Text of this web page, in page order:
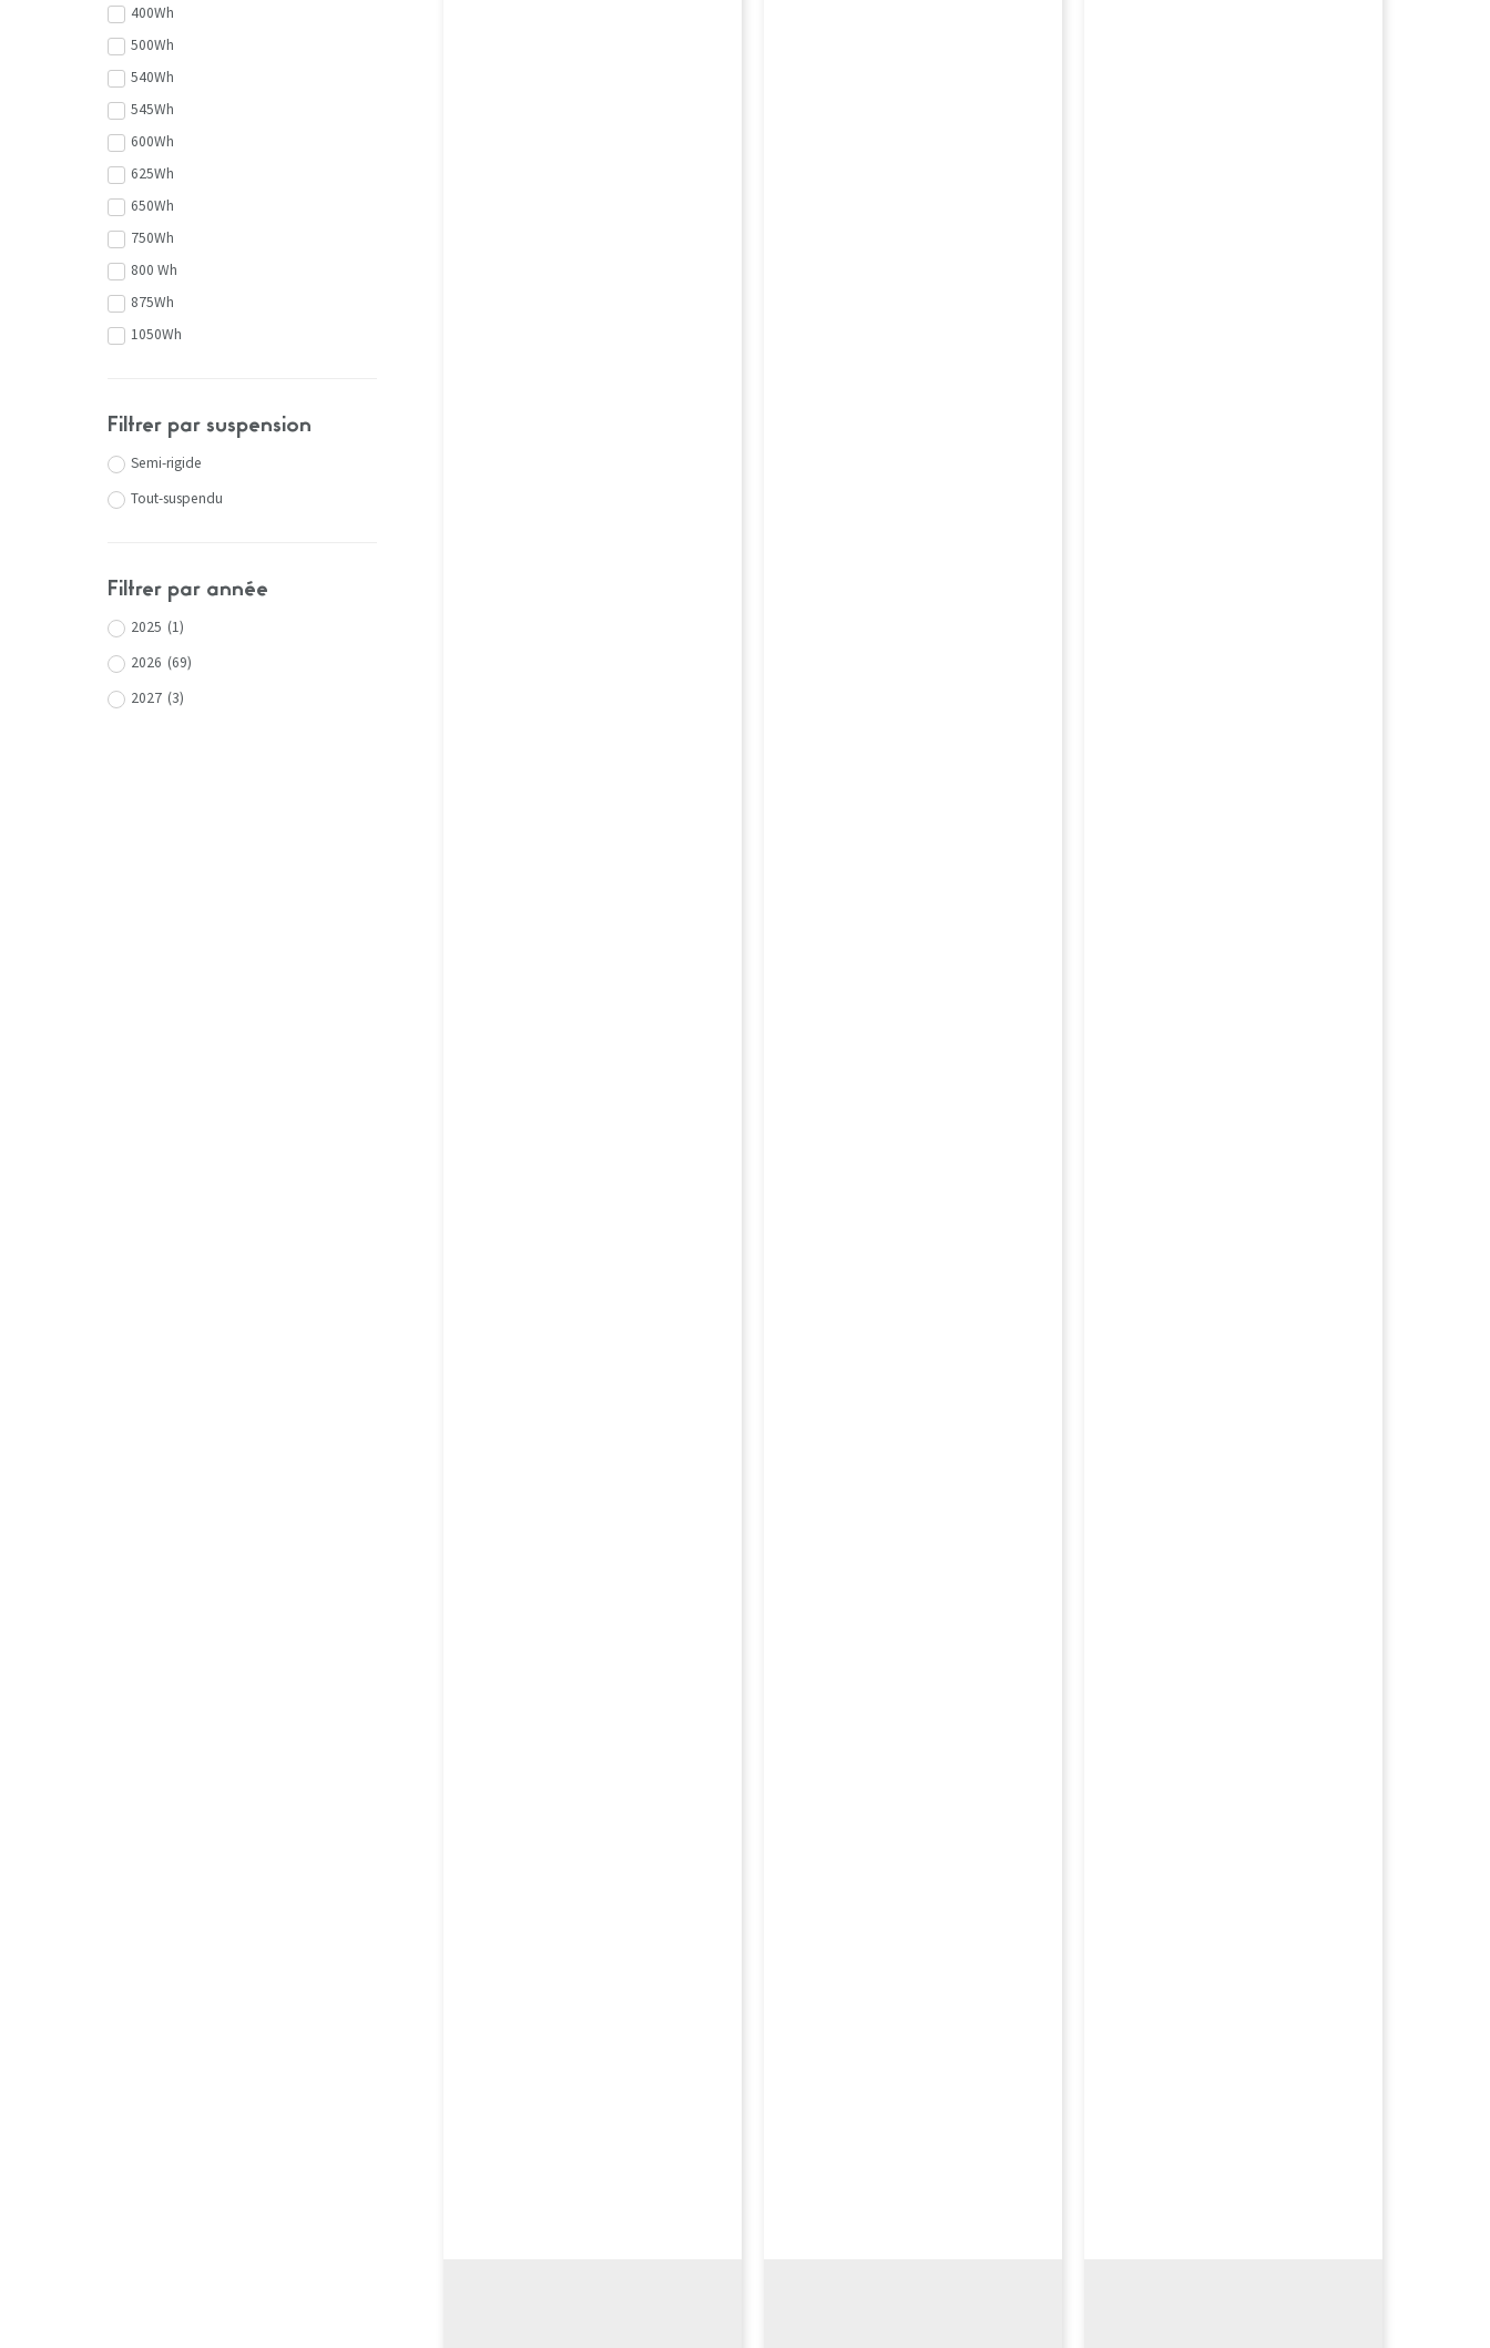
400Wh
500Wh
540Wh
545Wh
600Wh
625Wh
650Wh
750Wh
800 Wh
875Wh
1050Wh
Filtrer par suspension
Semi-rigide
Tout-suspendu
Filtrer par année
2025 (1)
2026 (69)
2027 (3)